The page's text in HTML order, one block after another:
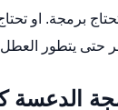
برمجة. او
الدعسة